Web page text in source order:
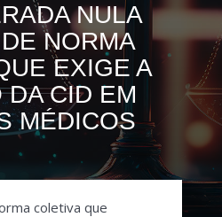
NULA
NORMA
EXIGE A
DA CID EM
MÉDICOS
coletiva que